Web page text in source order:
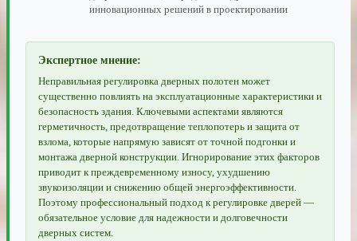
инновационных решений в проектировании
Экспертное мнение:
Неправильная регулировка дверных полотен может
существенно повлиять на эксплуатационные характеристики и
безопасность здания. Ключевыми аспектами являются
герметичность, предотвращение теплопотерь и защита от
взлома, которые напрямую зависят от точной подгонки и
монтажа дверной конструкции. Игнорирование этих факторов
приводит к преждевременному износу, ухудшению
звукоизоляции и снижению общей энергоэффективности.
Поэтому профессиональный подход к регулировке дверей —
обязательное условие для надежности и долговечности
дверных систем.